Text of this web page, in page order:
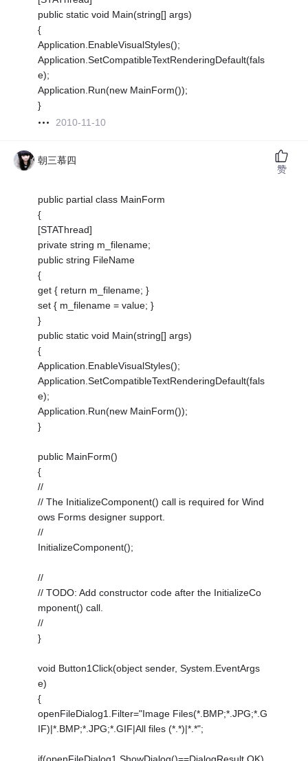
public static void Main(string[] args)
{
Application.EnableVisualStyles();
Application.SetCompatibleTextRenderingDefault(fals
e);
Application.Run(new MainForm());
}
2010-11-10
朝三慕四
public partial class MainForm
{
[STAThread]
private string m_filename;
public string FileName
{
get { return m_filename; }
set { m_filename = value; }
}
public static void Main(string[] args)
{
Application.EnableVisualStyles();
Application.SetCompatibleTextRenderingDefault(fals
e);
Application.Run(new MainForm());
}
public MainForm()
{
//
// The InitializeComponent() call is required for Wind
ows Forms designer support.
//
InitializeComponent();
//
// TODO: Add constructor code after the InitializeCo
mponent() call.
//
}
void Button1Click(object sender, System.EventArgs
e)
{
openFileDialog1.Filter="Image Files(*.BMP;*.JPG;*.G
IF)|*.BMP;*.JPG;*.GIF|All files (*.*)|*.*";
赞